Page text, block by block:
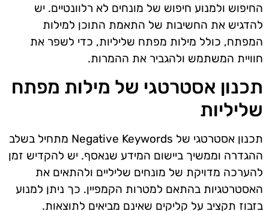
החיפוש ולמנוע חיפוש של מונחים לא רלוונטיים. יש
להדגיש את החשיבות של התאמת התוכן למילות
המפתח, כולל מילות מפתח שליליות, כדי לשפר את
חוויית המשתמש ולהגביר את ההמרות.
תכנון אסטרטגי של מילות מפתח
שליליות
תכנון אסטרטגי של Negative Keywords מתחיל בשלב
ההגדרה וממשיך ביישום המידע שנאסף. יש להקדיש זמן
להערכה מדויקת של מונחים שליליים ולהתאים את
האסטרטגיות בהתאם למטרות הקמפיין. כך ניתן למנוע
בזבוז תקציב על קליקים שאינם מביאים לתוצאות.